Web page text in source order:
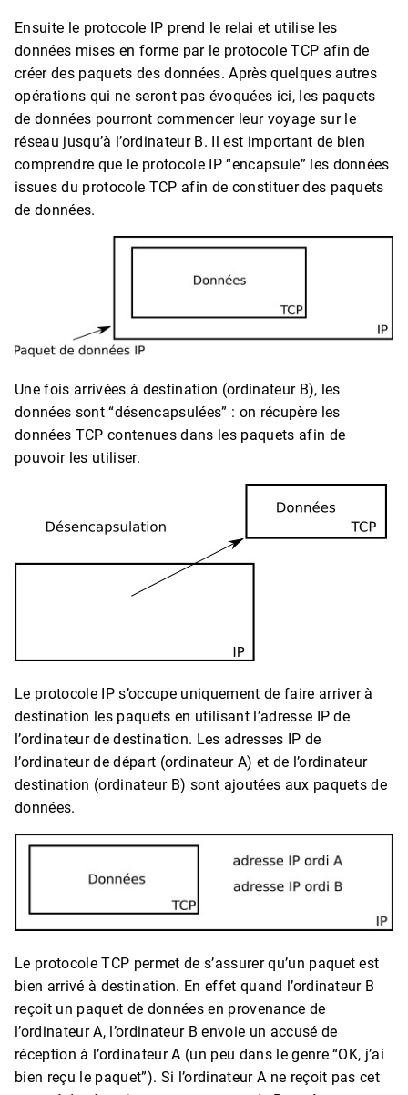
Ensuite le protocole IP prend le relai et utilise les
données mises en forme par le protocole TCP afin de
créer des paquets des données. Après quelques autres
opérations qui ne seront pas évoquées ici, les paquets
de données pourront commencer leur voyage sur le
réseau jusqu’à l’ordinateur B. Il est important de bien
comprendre que le protocole IP “encapsule” les données
issues du protocole TCP afin de constituer des paquets
de données.
Une fois arrivées à destination (ordinateur B), les
données sont “désencapsulées” : on récupère les
données TCP contenues dans les paquets afin de
pouvoir les utiliser.
Le protocole IP s’occupe uniquement de faire arriver à
destination les paquets en utilisant l’adresse IP de
l’ordinateur de destination. Les adresses IP de
l’ordinateur de départ (ordinateur A) et de l’ordinateur
destination (ordinateur B) sont ajoutées aux paquets de
données.
Le protocole TCP permet de s’assurer qu’un paquet est
bien arrivé à destination. En effet quand l’ordinateur B
reçoit un paquet de données en provenance de
l’ordinateur A, l’ordinateur B envoie un accusé de
réception à l’ordinateur A (un peu dans le genre “OK, j’ai
bien reçu le paquet”). Si l’ordinateur A ne reçoit pas cet